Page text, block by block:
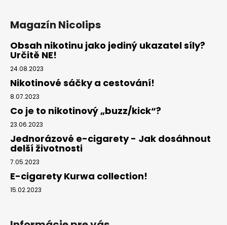
Magazín Nicolips
Obsah nikotinu jako jediný ukazatel síly?
Určitě NE!
24.08.2023
Nikotinové sáčky a cestování!
8.07.2023
Co je to nikotinový „buzz/kick“?
23.06.2023
Jednorázové e-cigarety - Jak dosáhnout
delší životnosti
7.05.2023
E-cigarety Kurwa collection!
15.02.2023